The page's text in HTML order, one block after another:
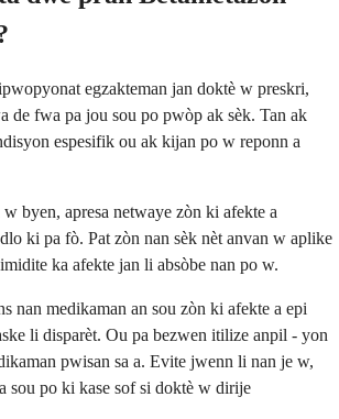
egzakteman jan doktè w preskri,
de fwa pa jou sou po pwòp ak sèk. Tan ak
espesifik ou ak kijan po w reponn a
byen, apresa netwaye zòn ki afekte a
ki pa fò. Pat zòn nan sèk nèt anvan w aplike
ka afekte jan li absòbe nan po w.
nan medikaman an sou zòn ki afekte a epi
li disparèt. Ou pa bezwen itilize anpil - yon
pwisan sa a. Evite jwenn li nan je w,
sou po ki kase sof si doktè w dirije